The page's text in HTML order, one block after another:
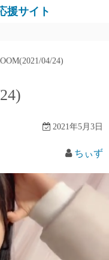
援サイト
04/24)
2021年5月3日
ちぃず